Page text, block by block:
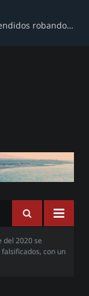
Carabineros detiene a tres sujetos sorprendidos robando al interior de una farmacia en avenida Barros Luco
del 2020 se
con un